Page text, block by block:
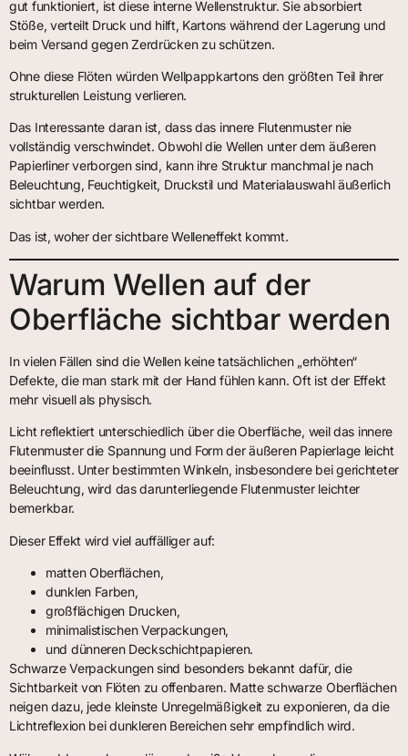
gut funktioniert, ist diese interne Wellenstruktur. Sie absorbiert
Stöße, verteilt Druck und hilft, Kartons während der Lagerung und
beim Versand gegen Zerdrücken zu schützen.
Ohne diese Flöten würden Wellpappkartons den größten Teil ihrer
strukturellen Leistung verlieren.
Das Interessante daran ist, dass das innere Flutenmuster nie
vollständig verschwindet. Obwohl die Wellen unter dem äußeren
Papierliner verborgen sind, kann ihre Struktur manchmal je nach
Beleuchtung, Feuchtigkeit, Druckstil und Materialauswahl äußerlich
sichtbar werden.
Das ist, woher der sichtbare Welleneffekt kommt.
Warum Wellen auf der
Oberfläche sichtbar werden
In vielen Fällen sind die Wellen keine tatsächlichen „erhöhten“
Defekte, die man stark mit der Hand fühlen kann. Oft ist der Effekt
mehr visuell als physisch.
Licht reflektiert unterschiedlich über die Oberfläche, weil das innere
Flutenmuster die Spannung und Form der äußeren Papierlage leicht
beeinflusst. Unter bestimmten Winkeln, insbesondere bei gerichteter
Beleuchtung, wird das darunterliegende Flutenmuster leichter
bemerkbar.
Dieser Effekt wird viel auffälliger auf:
matten Oberflächen,
dunklen Farben,
großflächigen Drucken,
minimalistischen Verpackungen,
und dünneren Deckschichtpapieren.
Schwarze Verpackungen sind besonders bekannt dafür, die
Sichtbarkeit von Flöten zu offenbaren. Matte schwarze Oberflächen
neigen dazu, jede kleinste Unregelmäßigkeit zu exponieren, da die
Lichtreflexion bei dunkleren Bereichen sehr empfindlich wird.